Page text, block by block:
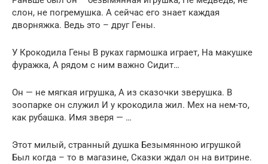
слон, не погремушка. А сейчас его знает каждая
дворняжка. Ведь это – друг Гены.
У Крокодила Гены В руках гармошка играет, На макушке
фуражка, А рядом с ним важно Сидит…
Он — не мягкая игрушка, А из сказочки зверушка. В
зоопарке он служил И у крокодила жил. Мех на нем-то,
как рубашка. Имя зверя — …
Этот милый, странный душка Безымянною игрушкой
Был когда – то в магазине, Сказки ждал он на витрине.